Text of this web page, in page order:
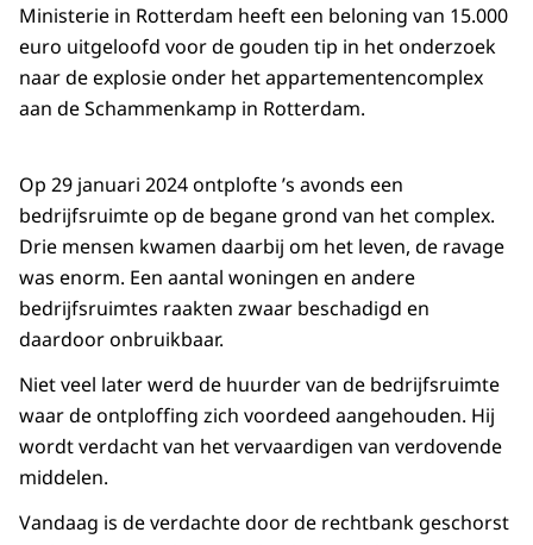
Ministerie in Rotterdam heeft een beloning van 15.000
euro uitgeloofd voor de gouden tip in het onderzoek
naar de explosie onder het appartementencomplex
aan de Schammenkamp in Rotterdam.
Op 29 januari 2024 ontplofte ’s avonds een
bedrijfsruimte op de begane grond van het complex.
Drie mensen kwamen daarbij om het leven, de ravage
was enorm. Een aantal woningen en andere
bedrijfsruimtes raakten zwaar beschadigd en
daardoor onbruikbaar.
Niet veel later werd de huurder van de bedrijfsruimte
waar de ontploffing zich voordeed aangehouden. Hij
wordt verdacht van het vervaardigen van verdovende
middelen.
Vandaag is de verdachte door de rechtbank geschorst